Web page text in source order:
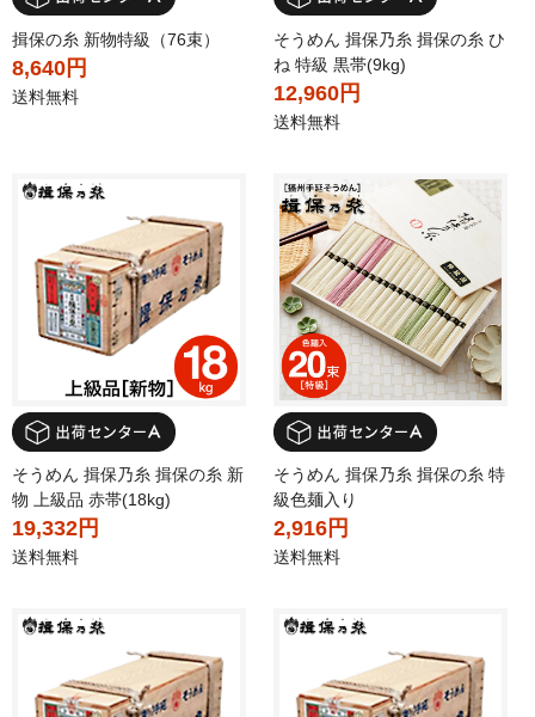
揖保の糸 新物特級（76束）
8,640円
送料無料
そうめん 揖保乃糸 揖保の糸 ひ
ね 特級 黒帯(9kg)
12,960円
送料無料
そうめん 揖保乃糸 揖保の糸 新
物 上級品 赤帯(18kg)
19,332円
送料無料
そうめん 揖保乃糸 揖保の糸 特
級色麺入り
2,916円
送料無料